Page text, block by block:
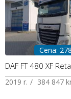
Cena:
2019 r. 384 847